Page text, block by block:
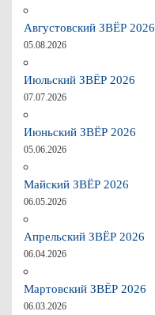
Августовский ЗВЁР 2026
05.08.2026
Июльский ЗВЁР 2026
07.07.2026
Июньский ЗВЁР 2026
05.06.2026
Майский ЗВЁР 2026
06.05.2026
Апрельский ЗВЁР 2026
06.04.2026
Мартовский ЗВЁР 2026
06.03.2026